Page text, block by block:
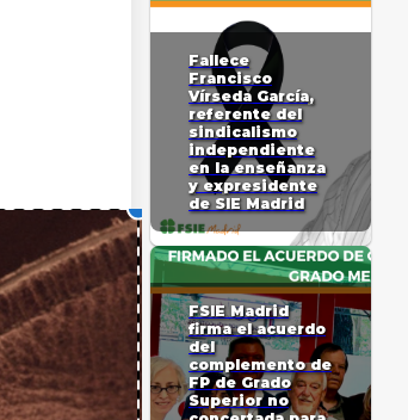
Fallece
Francisco
Vírseda García,
referente del
sindicalismo
independiente
en la enseñanza
y expresidente
de SIE Madrid
FSIE Madrid
firma el acuerdo
del
complemento de
FP de Grado
Superior no